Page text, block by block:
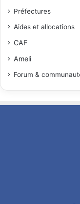
Préfectures
Aides et allocations
CAF
Ameli
Forum &